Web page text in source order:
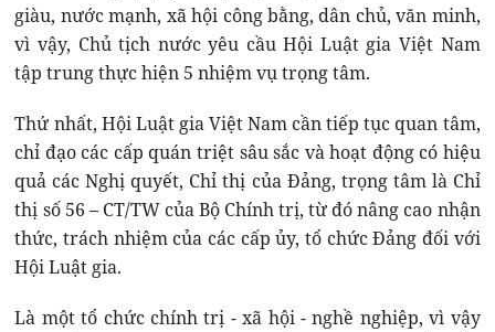
giàu, nước mạnh, xã hội công bằng, dân chủ, văn minh,
vì vậy, Chủ tịch nước yêu cầu Hội Luật gia Việt Nam
tập trung thực hiện 5 nhiệm vụ trọng tâm.
Thứ nhất, Hội Luật gia Việt Nam cần tiếp tục quan tâm,
chỉ đạo các cấp quán triệt sâu sắc và hoạt động có hiệu
quả các Nghị quyết, Chỉ thị của Đảng, trọng tâm là Chỉ
thị số 56 – CT/TW của Bộ Chính trị, từ đó nâng cao nhận
thức, trách nhiệm của các cấp ủy, tổ chức Đảng đối với
Hội Luật gia.
Là một tổ chức chính trị - xã hội - nghề nghiệp, vì vậy